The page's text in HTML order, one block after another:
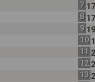
7
8
9
10
11
12
13